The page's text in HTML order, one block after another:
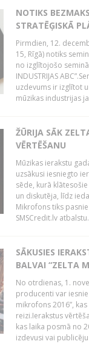
NOTIKS
STRATĒĢISKĀ
Pirmdien, 12.
15, Rīgā) notiks
no izglītojošo
INDUSTRIJAS
uzdevums ir izglītot
mūzikas industrijas
ŽŪRIJA SĀK
VĒRTĒŠANU
Mūzikas ierakstu
uzsākusi iesniegto
sēde, kurā
un diskutēja, līdz
Mikrofons tiks
SMSCredit.lv
SĀKUSIES
BALVAI “ZELTA
No otrdienas, 1.
producenti var
mikrofons 2016”,
reizi.Ierakstus
kas laika posmā no
izdevusi vai